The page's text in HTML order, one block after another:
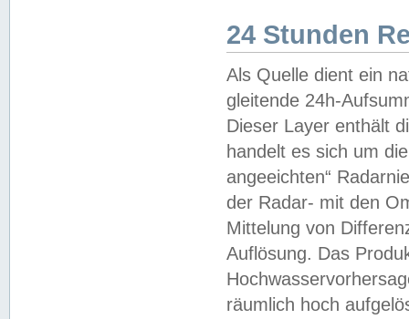
24 Stunden
Als Quelle dient ein
gleitende 24h-
Dieser Layer enthält
handelt es sich um
angeeichten“
der Radar- mit den
Mittelung von
Auflösung. Das
räumlich hoch